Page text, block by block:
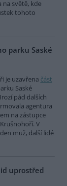
na světě, kde
tohoto
parku Saské
je uzavřena část
Saské
pád dalších
agentura
na zástupce
V
muž, další lidé
uprostřed